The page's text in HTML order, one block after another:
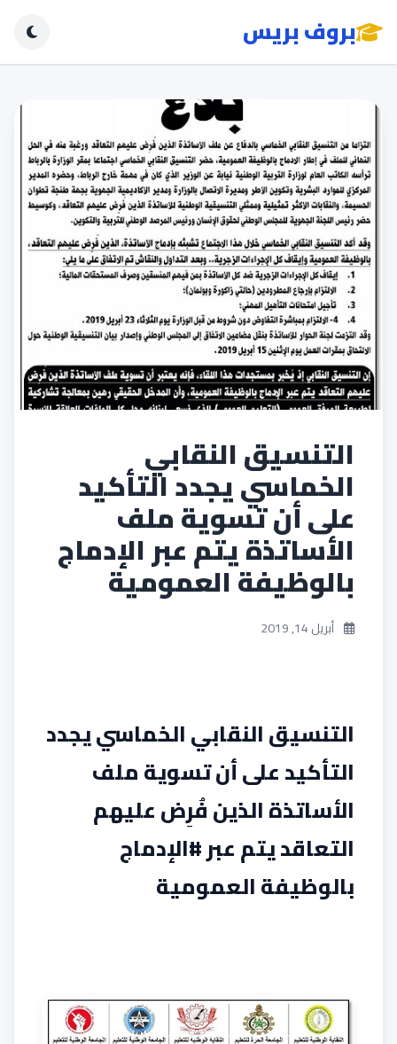
بروف بريس
التنسيق النقابي
الخماسي يجدد التأكيد
على أن تسوية ملف
الأساتذة يتم عبر الإدماج
بالوظيفة العمومية
أبريل 14, 2019
التنسيق النقابي الخماسي يجدد
التأكيد على أن تسوية ملف
الأساتذة الذين فُرِض عليهم
التعاقد يتم عبر #الإدماج
بالوظيفة العمومية